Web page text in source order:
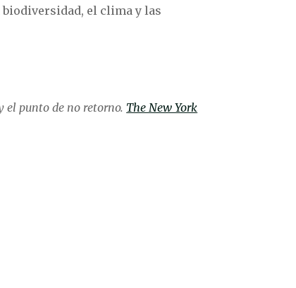
el clima y las
el punto de no retorno. The New York